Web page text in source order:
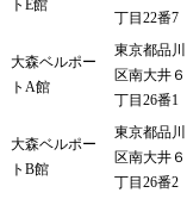
トE館
丁目22番7
大森ベルポー
トA館
東京都品川
区南大井６
丁目26番1
大森ベルポー
トB館
東京都品川
区南大井６
丁目26番2